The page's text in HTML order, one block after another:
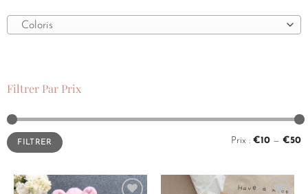
Coloris
Filtrer Par Prix
FILTRER Prix : €10 — €50